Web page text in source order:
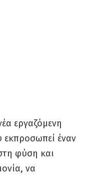
εργαζόμενη
εκπροσωπεί έναν
φύση και
να